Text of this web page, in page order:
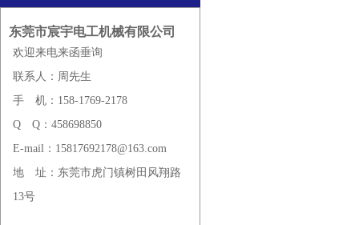
东莞市宸宇电工机械有限公司
欢迎来电来函垂询
联系人：周先生
手
机：158-1769-2178
Q
Q：458698850
E-mail：15817692178@163.com
地
址：东莞市虎门镇树田风翔路
13号